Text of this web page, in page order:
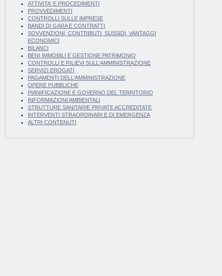
ATTIVITA' E PROCEDIMENTI
PROVVEDIMENTI
CONTROLLI SULLE IMPRESE
BANDI DI GARA E CONTRATTI
SOVVENZIONI, CONTRIBUTI, SUSSIDI, VANTAGGI
ECONOMICI
BILANCI
BENI IMMOBILI E GESTIONE PATRIMONIO
CONTROLLI E RILIEVI SULL'AMMINISTRAZIONE
SERVIZI EROGATI
PAGAMENTI DELL'AMMINISTRAZIONE
OPERE PUBBLICHE
PIANIFICAZIONE E GOVERNO DEL TERRITORIO
INFORMAZIONI AMBIENTALI
STRUTTURE SANITARIE PRIVATE ACCREDITATE
INTERVENTI STRAORDINARI E DI EMERGENZA
ALTRI CONTENUTI